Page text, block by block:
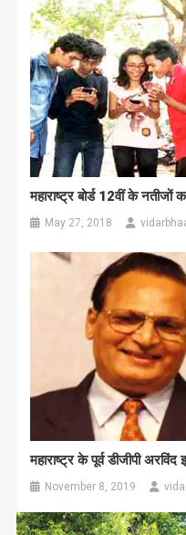
महाराष्ट्र बोर्ड 12वीं के
May 27, 2018
महाराष्ट्र के पूर्व डीजीपी अरविंद
November 8, 2019